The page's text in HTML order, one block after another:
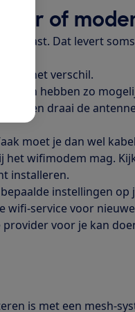
of
Dat levert soms
het verschil.
hebben zo
en draai de
moet je dan wel
wifimodem mag.
installeren.
instellingen op
wifi-service voor
voor je kan
is met een mesh-